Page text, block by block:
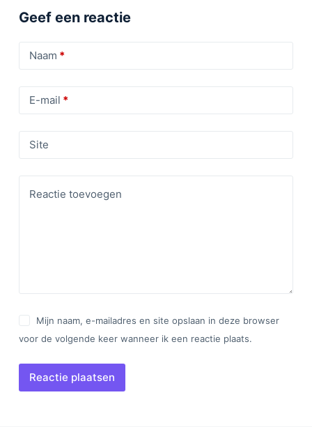
Geef een reactie
Naam *
E-mail *
Site
Reactie toevoegen
Mijn naam, e-mailadres en site opslaan in deze browser
voor de volgende keer wanneer ik een reactie plaats.
Reactie plaatsen